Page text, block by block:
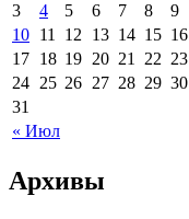
« Июл
3
4 5 6 7 8
9
10 11 12 13 14 15 16
17 18 19 20 21 22 23
24 25 26 27 28 29 30
31
Архивы